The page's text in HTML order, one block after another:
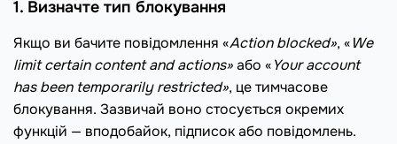
1. Визначте тип блокування
Якщо ви бачите повідомлення «Action blocked», «We
limit certain content and actions»або «Your account
has been temporarily restricted», це тимчасове
блокування. Зазвичай воно стосується окремих
функцій — вподобайок, підписок або повідомлень.